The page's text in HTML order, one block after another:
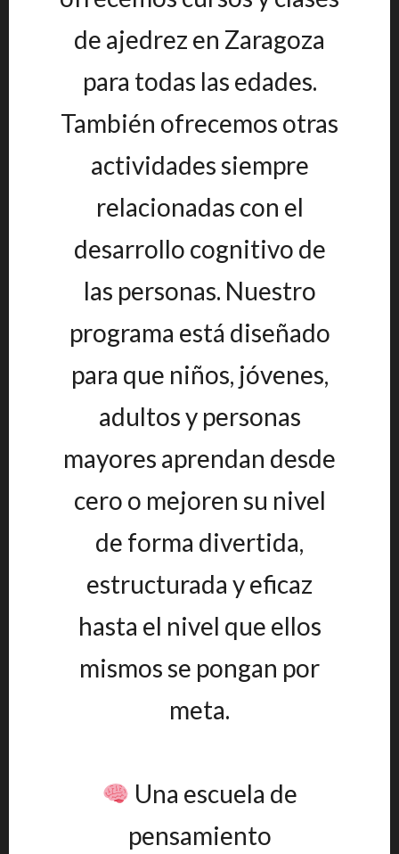
de ajedrez en Zaragoza
para todas las edades.
También ofrecemos otras
actividades siempre
relacionadas con el
desarrollo cognitivo de
las personas. Nuestro
programa está diseñado
para que niños, jóvenes,
adultos y personas
mayores aprendan desde
cero o mejoren su nivel
de forma divertida,
estructurada y eficaz
hasta el nivel que ellos
mismos se pongan por
meta.
Una escuela de
pensamiento